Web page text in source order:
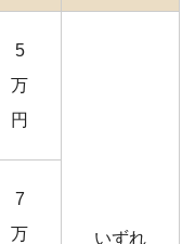
5
万
円
いずれ
7
万